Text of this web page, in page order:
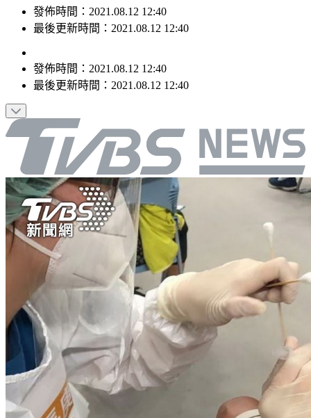
發佈時間：2021.08.12 12:40
最後更新時間：2021.08.12 12:40
發佈時間： 2021.08.12 12:40
最後更新時間： 2021.08.12 12:40